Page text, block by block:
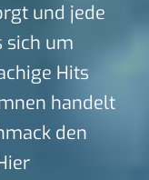
und jede
sich um
Hits
handelt
den